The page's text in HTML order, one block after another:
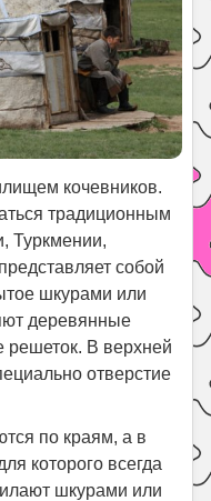
кочевников.
традиционным
Туркмении,
собой
шкурами или
деревянные
В верхней
отверстие
по краям, а в
которого всегда
шкурами или